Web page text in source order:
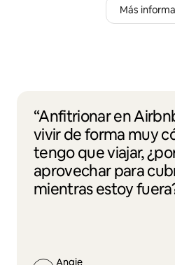
Más
“Anfitrionar en
vivir de forma muy
tengo que viajar,
aprovechar para
mientras estoy
Angie